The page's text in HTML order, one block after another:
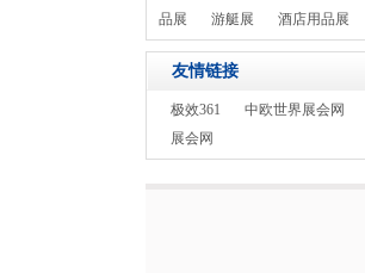
品展
游艇展 酒店用品展
友情链接
极效361 中欧世界展会网
展会网